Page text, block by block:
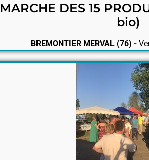
MARCHE DES 15
bio)
BREMONTIER MERVAL (76) -